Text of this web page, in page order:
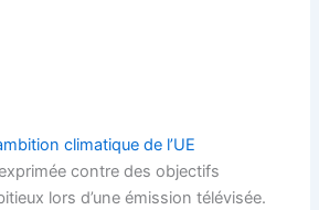
climatique de l’UE
contre des objectifs
lors d’une émission télévisée.